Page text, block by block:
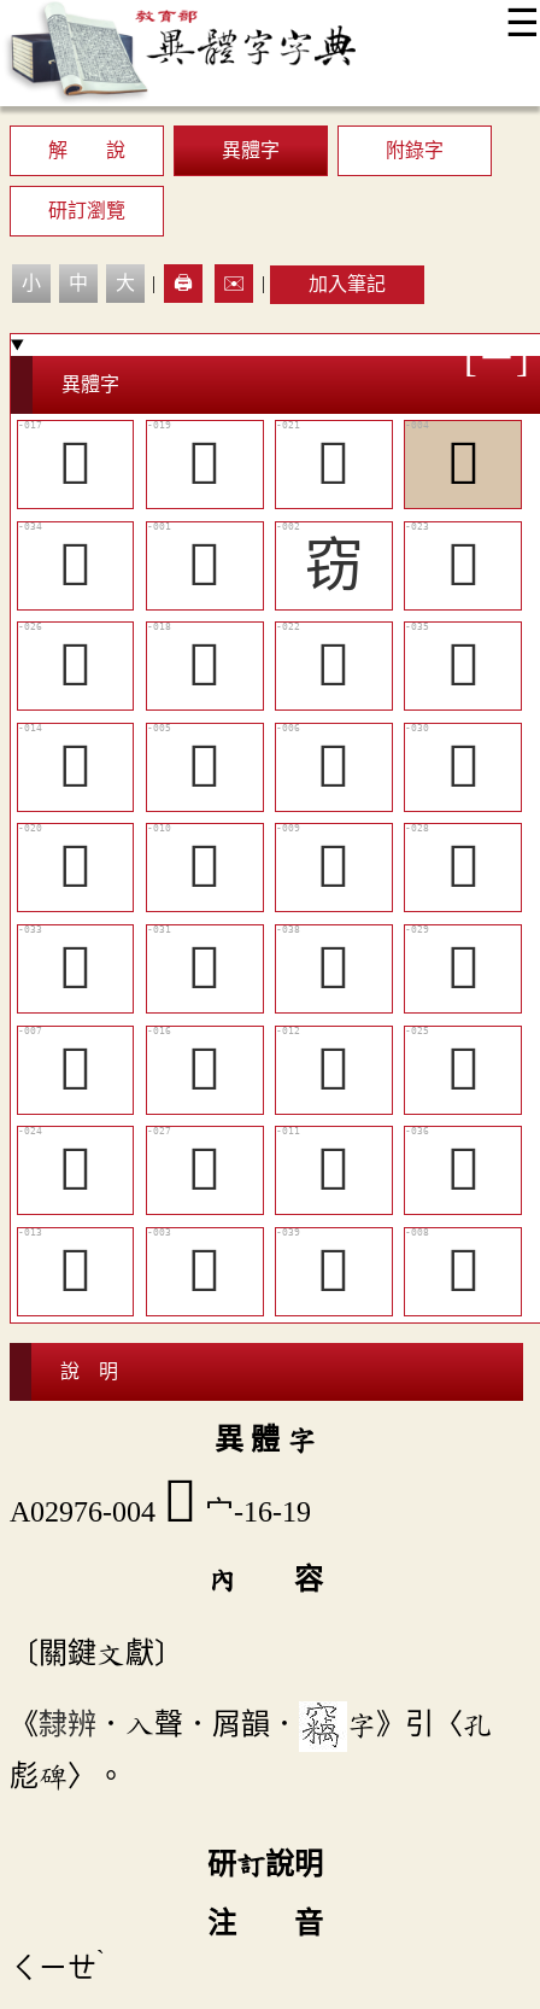
☰
最新消息
顯示模式
網站導覽
解 說
異體字 附錄字
研訂瀏覽
小 中 大 | 🖨️ ✉️ | 加入筆記
異體字
󴏺 󴏼 󴏾
󴏲
󴐉
𢿑 窃
󴐀
𥧼
󴏻 󴏿
󴐊
󴏸
𥨷 𥨱
󴐆
󴏽
󴏴 󴏳
󴐄
󴐈
󴐇 󴐌
󴐅
𥨵
󴏹 󴏶
󴐂
󴐁
󴐃 󴏵
󴐋
󴏷
󴏱 󴐍 𥩓
說 明
異 體 字
A02976-004 󴏲 宀-16-19
內 容
〔關鍵文獻〕
《隸辨 ．入聲．屑韻．
字》引〈孔
彪碑〉。
研訂說明
注 音
ㄑㄧㄝˋ